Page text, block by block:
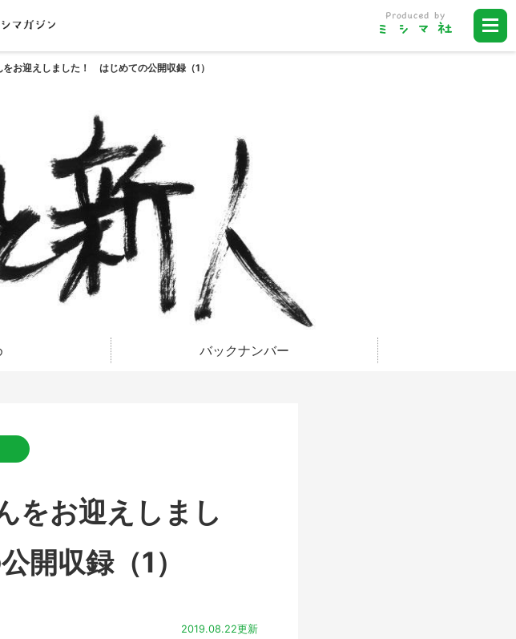
お迎えしました！ はじめての公開収録（1）
バックナンバー
をお迎えしまし
収録（1）
2019.08.22更新